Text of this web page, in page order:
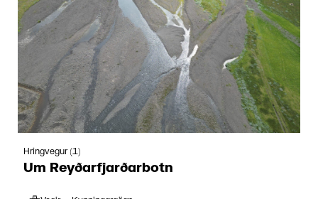
Hringvegur (1)
Um Reyðarfjarðarbotn